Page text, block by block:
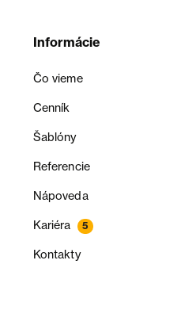
Informácie
Čo vieme
Cenník
Šablóny
Referencie
Nápoveda
Kariéra 5
Kontakty